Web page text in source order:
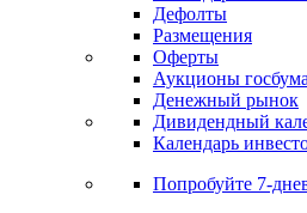
Дефолты
Размещения
Оферты
Аукционы
Денежный рынок
Дивидендный
Календарь
Попробуйте 7-